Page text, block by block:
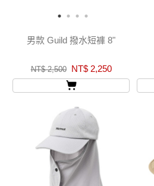
男款 Guild 撥水短褲 8"
NT$ 2,500 NT$ 2,250